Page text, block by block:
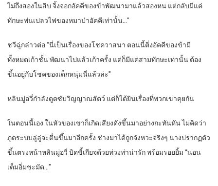
ไม่ถึงสองในสิบ จิ้งจอกอัคคีของข้าพัฒนามาแล้วสองหน แต่กลับมีแค่
ทักษะพ่นเปลวไฟของหมาป่าอัคคีเท่านั้น…”
ชวีฉู่กล่าวต่อ “นี่เป็นเรื่องของโชควาสนา ตอนนี้ติ่งอัคคีของข้ามี
ทั้งหมดเก้าชั้น พัฒนาไปแล้วเก้าครั้ง แต่ก็มีแค่สามทักษะเท่านั้น ต้อง
ขึ้นอยู่กับโชคของเด็กหนุ่มนี่แล้วล่ะ”
หลินมู่อวี่กำลังดูดซับวิญญาณสัตว์ แต่ก็ได้ยินเรื่องที่พวกเขาคุยกัน
ในตอนนี้เอง ในหัวของเขาก็เกิดเสียงดังขึ้นมาอย่างกะทันหัน ไม่คิดว่า
ภูตระบบลู่ลู่จะตื่นขึ้นมาอีกครั้ง ช่างมาได้ถูกจังหวะจริงๆ นางปรากฏตัว
ขึ้นตรงหน้าหลินมู่อวี่ บิดขี้เกียจด้วยท่วงท่าน่ารัก พร้อมรอยยิ้ม “นอน
เต็มอิ่มชะมัด…”